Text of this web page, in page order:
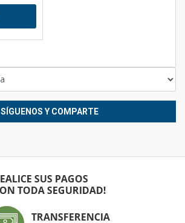
SÍGUENOS Y COMPARTE